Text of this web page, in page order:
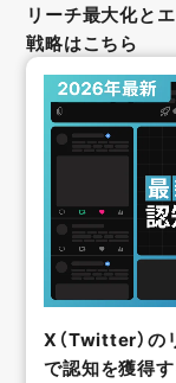
リーチ最大化と
戦略はこちら
X（Twitter）の
で認知を獲得